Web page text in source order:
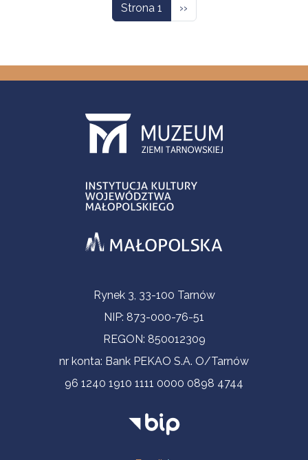
Strona 1 Następna strona
››
Informacje kontaktoweRynek 3, 33-100 Tarnów
NIP: 873-000-76-51
REGON: 850012309
nr konta: Bank PEKAO S.A. O/Tarnów
96 1240 1910 1111 0000 0898 4744